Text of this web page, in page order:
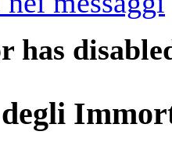
has